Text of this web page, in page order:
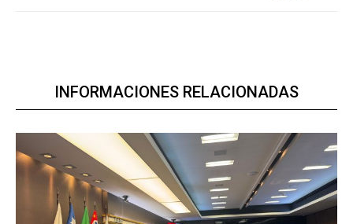
INFORMACIONES RELACIONADAS